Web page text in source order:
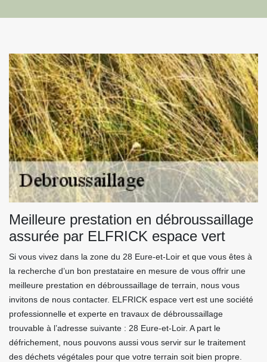
Meilleure prestation en débroussaillage
assurée par ELFRICK espace vert
Si vous vivez dans la zone du 28 Eure-et-Loir et que vous êtes à
la recherche d’un bon prestataire en mesure de vous offrir une
meilleure prestation en débroussaillage de terrain, nous vous
invitons de nous contacter. ELFRICK espace vert est une société
professionnelle et experte en travaux de débroussaillage
trouvable à l’adresse suivante : 28 Eure-et-Loir. A part le
défrichement, nous pouvons aussi vous servir sur le traitement
des déchets végétales pour que votre terrain soit bien propre.